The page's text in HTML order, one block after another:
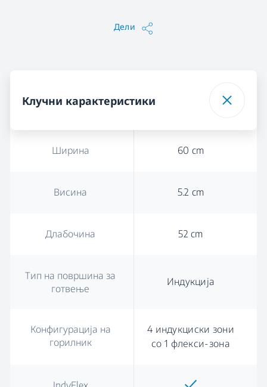
Дели
Клучни карактеристики
Ширина 60 cm
Висина 5.2 cm
Длабочина 52 cm
Тип на површина за
готвење
Индукција
Конфигурација на
горилник
4 индукциски зони
со 1 флекси-зона